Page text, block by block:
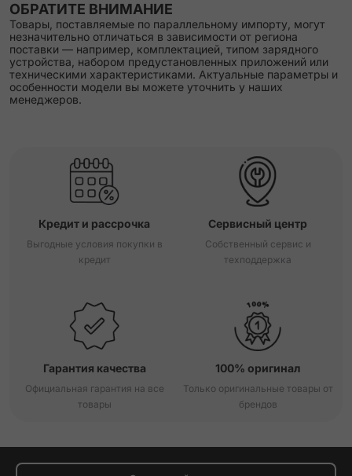
ОБРАТИТЕ ВНИМАНИЕ
Товары, поставляемые по параллельному импорту, могут
незначительно отличаться в зависимости от региона
поставки — например, комплектацией, типом зарядного
устройства, набором предустановленных приложений или
техническими характеристиками. Актуальные параметры и
особенности модели вы можете уточнить у наших
менеджеров.
Кредит и рассрочка
Выгодные условия покупки в
кредит
Сервисный центр
Собственный сервис и
техподдержка
Гарантия качества
Официальная гарантия на все
товары
100% оригинал
Только оригинальные товары от
брендов